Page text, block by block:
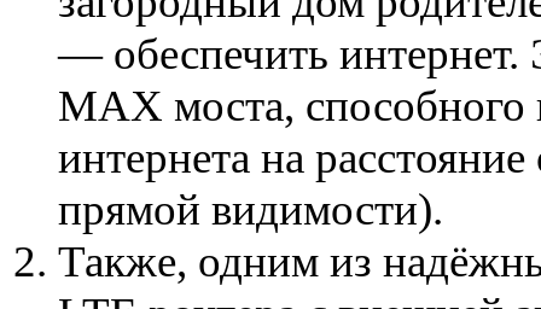
— обеспечить
MAX моста, способного
интернета на
прямой видимости).
Также, одним из